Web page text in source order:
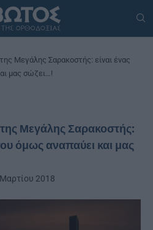
Μεγάλης Σαρακοστής: είναι ένας
μας σώζει…!
της Μεγάλης Σαρακοστής:
όμως αναπαύει και μας
2018